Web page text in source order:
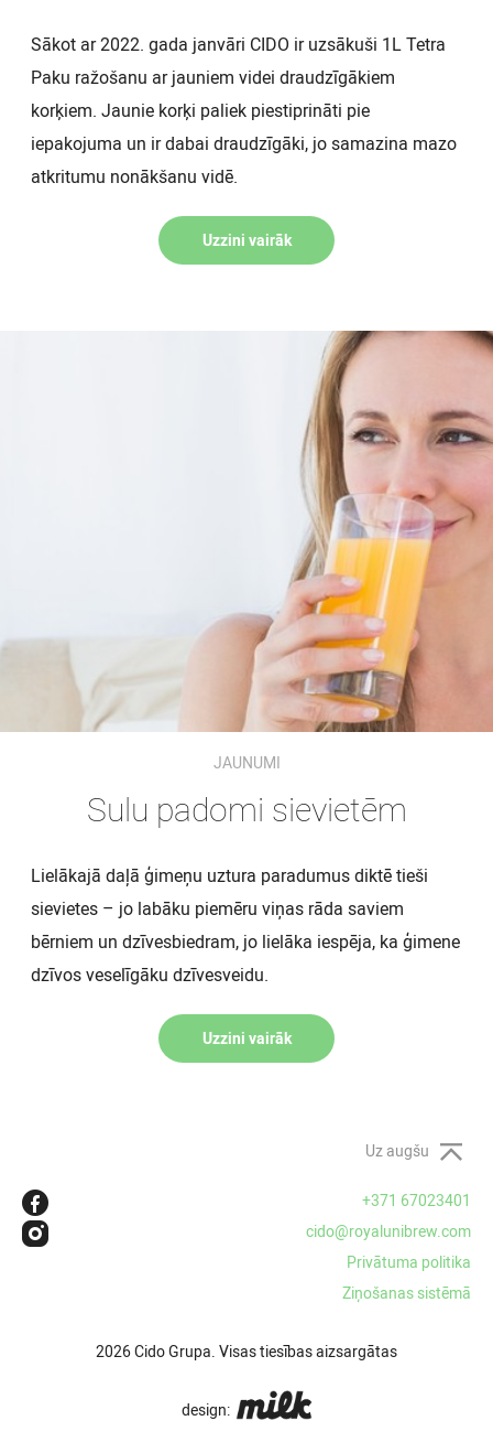
Sākot ar 2022. gada janvāri CIDO ir uzsākuši 1L Tetra
Paku ražošanu ar jauniem videi draudzīgākiem
korķiem. Jaunie korķi paliek piestiprināti pie
iepakojuma un ir dabai draudzīgāki, jo samazina mazo
atkritumu nonākšanu vidē.
Uzzini vairāk
JAUNUMI
Sulu padomi sievietēm
Lielākajā daļā ģimeņu uztura paradumus diktē tieši
sievietes – jo labāku piemēru viņas rāda saviem
bērniem un dzīvesbiedram, jo lielāka iespēja, ka ģimene
dzīvos veselīgāku dzīvesveidu.
Uzzini vairāk
Uz augšu
+371 67023401
cido@royalunibrew.com
Privātuma politika
Ziņošanas sistēmā
2026 Cido Grupa. Visas tiesības aizsargātas
design: